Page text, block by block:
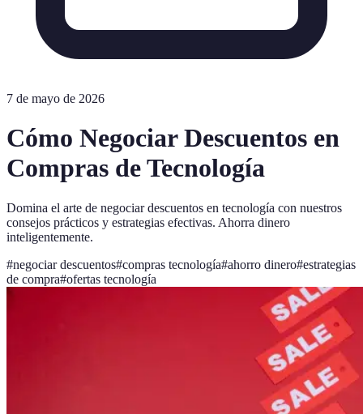
7 de mayo de 2026
Cómo Negociar Descuentos en
Compras de Tecnología
Domina el arte de negociar descuentos en tecnología con nuestros
consejos prácticos y estrategias efectivas. Ahorra dinero
inteligentemente.
#negociar descuentos#compras tecnología#ahorro dinero#estrategias
de compra#ofertas tecnología